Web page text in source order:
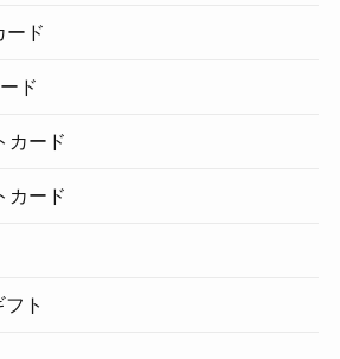
ード
ド
カード
カード
ト